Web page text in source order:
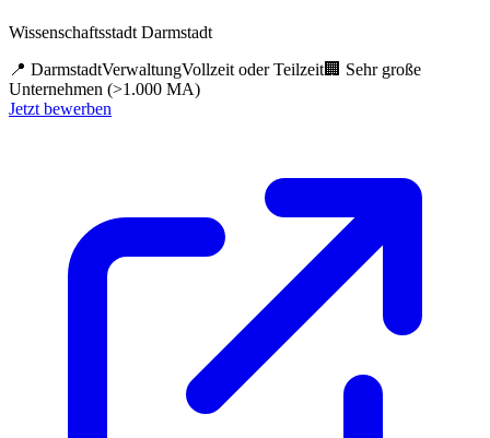
Wissenschaftsstadt Darmstadt
📍 DarmstadtVerwaltungVollzeit oder Teilzeit🏢 Sehr große
Unternehmen (>1.000 MA)
Jetzt bewerben